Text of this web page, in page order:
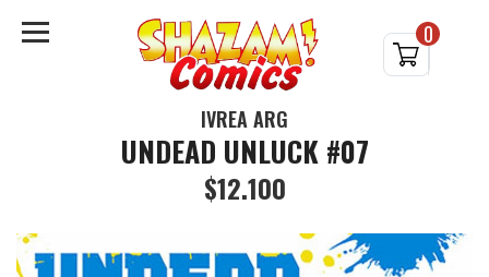
0
IVREA ARG
UNDEAD UNLUCK #07
$12.100